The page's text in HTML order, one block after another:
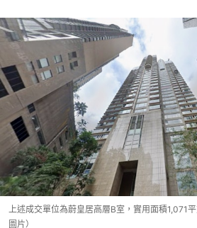
上述成交單位為蔚皇居高層B室，實用面積1,071
圖片）